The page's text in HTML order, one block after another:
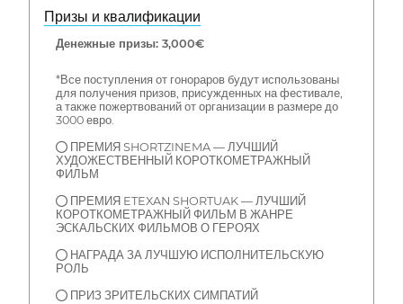
Призы и квалификации
Денежные призы: 3,000€
*Все поступления от гонораров будут использованы
для получения призов, присужденных на фестивале,
а также пожертвований от организации в размере до
3000 евро.
● ПРЕМИЯ SHORTZINEMA — ЛУЧШИЙ
ХУДОЖЕСТВЕННЫЙ КОРОТКОМЕТРАЖНЫЙ
ФИЛЬМ
● ПРЕМИЯ ETEXAN SHORTUAK — ЛУЧШИЙ
КОРОТКОМЕТРАЖНЫЙ ФИЛЬМ В ЖАНРЕ
ЭСКАЛЬСКИХ ФИЛЬМОВ О ГЕРОЯХ
● НАГРАДА ЗА ЛУЧШУЮ ИСПОЛНИТЕЛЬСКУЮ
РОЛЬ
● ПРИЗ ЗРИТЕЛЬСКИХ СИМПАТИЙ